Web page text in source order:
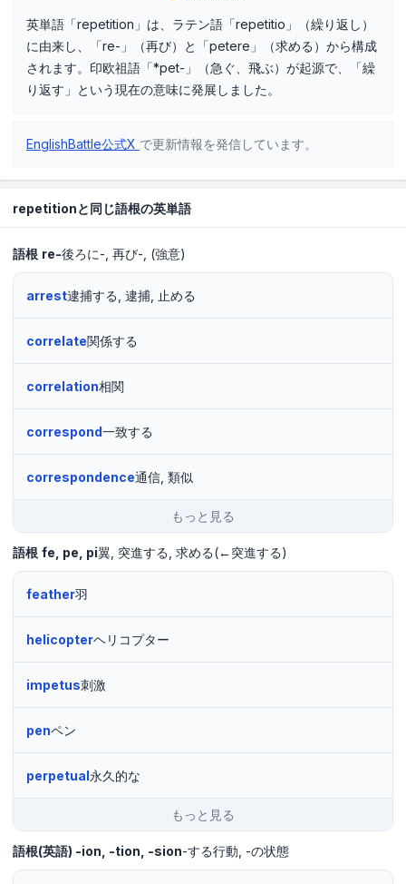
英単語「repetition」は、ラテン語「repetitio」（繰り返し）
に由来し、「re-」（再び）と「petere」（求める）から構成
されます。印欧祖語「*pet-」（急ぐ、飛ぶ）が起源で、「繰
り返す」という現在の意味に発展しました。
EnglishBattle公式X で更新情報を発信しています。
repetitionと同じ語根の英単語
語根 re-後ろに- 再び- (強意)
arrest逮捕する, 逮捕, 止める
correlate関係する
correlation相関
correspond一致する
correspondence通信, 類似
もっと見る
語根 fe pe pi翼 突進する 求める(←突進する)
feather羽
helicopterヘリコプター
impetus刺激
penペン
perpetual永久的な
もっと見る
語根(英語) -ion, -tion, -sion-する行動 -の状態